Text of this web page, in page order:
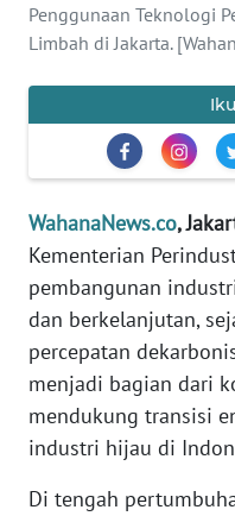
Penggunaan Teknologi
Limbah di Jakarta.
WahanaNews.co,
Kementerian
pembangunan
dan berkelanjutan,
percepatan
menjadi bagian dari
mendukung transisi
industri hijau di
Di tengah
OPINI
INDEKS
BERITA
KONTAK
KAMI
INFO
IKLAN
KAMI